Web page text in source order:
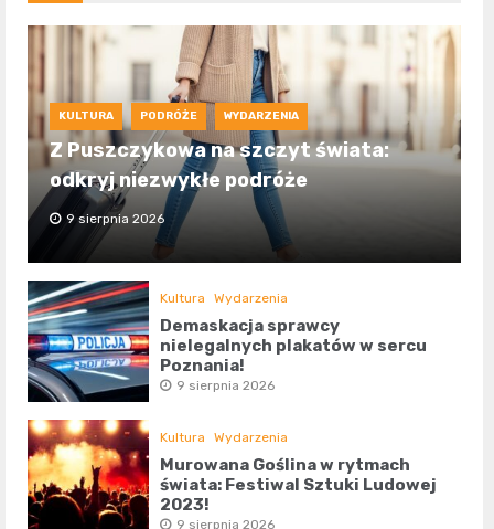
KULTURA PODRÓŻE WYDARZENIA
Z Puszczykowa na szczyt świata:
odkryj niezwykłe podróże
9 sierpnia 2026
Kultura Wydarzenia
Demaskacja sprawcy
nielegalnych plakatów w sercu
Poznania!
9 sierpnia 2026
Kultura Wydarzenia
Murowana Goślina w rytmach
świata: Festiwal Sztuki Ludowej
2023!
9 sierpnia 2026